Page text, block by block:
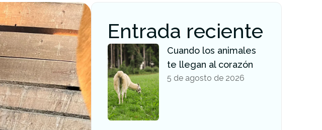
Entrada reciente
Cuando los animales
te llegan al corazón
5 de agosto de 2026